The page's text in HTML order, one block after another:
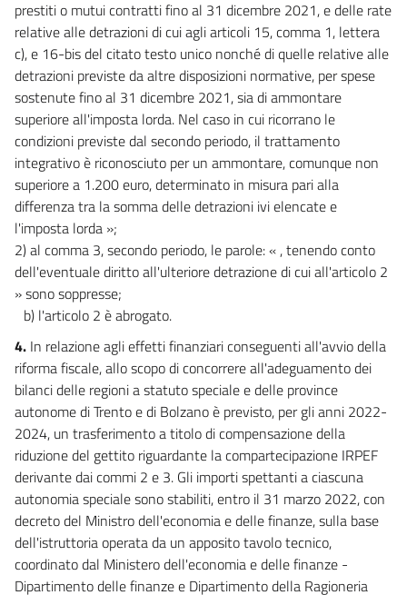
prestiti o mutui contratti fino al 31 dicembre 2021, e delle rate
relative alle detrazioni di cui agli articoli 15, comma 1, lettera
c), e 16-bis del citato testo unico nonché di quelle relative alle
detrazioni previste da altre disposizioni normative, per spese
sostenute fino al 31 dicembre 2021, sia di ammontare
superiore all'imposta lorda. Nel caso in cui ricorrano le
condizioni previste dal secondo periodo, il trattamento
integrativo è riconosciuto per un ammontare, comunque non
superiore a 1.200 euro, determinato in misura pari alla
differenza tra la somma delle detrazioni ivi elencate e
l'imposta lorda »;
2) al comma 3, secondo periodo, le parole: « , tenendo conto
dell'eventuale diritto all'ulteriore detrazione di cui all'articolo 2
» sono soppresse;
b) l'articolo 2 è abrogato.
4. In relazione agli effetti finanziari conseguenti all'avvio della
riforma fiscale, allo scopo di concorrere all'adeguamento dei
bilanci delle regioni a statuto speciale e delle province
autonome di Trento e di Bolzano è previsto, per gli anni 2022-
2024, un trasferimento a titolo di compensazione della
riduzione del gettito riguardante la compartecipazione IRPEF
derivante dai commi 2 e 3. Gli importi spettanti a ciascuna
autonomia speciale sono stabiliti, entro il 31 marzo 2022, con
decreto del Ministro dell'economia e delle finanze, sulla base
dell'istruttoria operata da un apposito tavolo tecnico,
coordinato dal Ministero dell'economia e delle finanze -
Dipartimento delle finanze e Dipartimento della Ragioneria